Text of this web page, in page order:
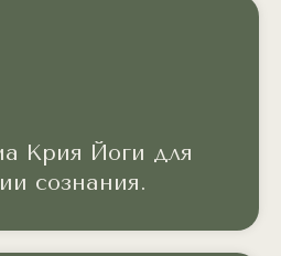
Крия Йоги для
сознания.